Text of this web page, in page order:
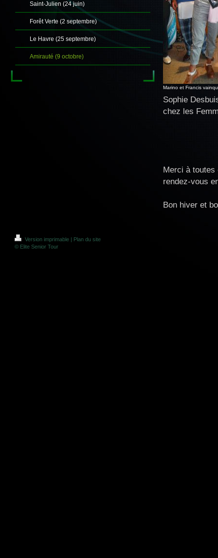
Saint-Julien (24 juin)
Forêt Verte (2 septembre)
Le Havre (25 septembre)
Amirauté (9 octobre)
Marino et Francis
Sophie
chez les
Merci à toutes
rendez-vous
Bon hiver et
Version imprimable | Plan du site
© Elite Senior Tour